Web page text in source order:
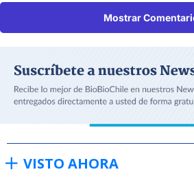
Mostrar
VISTO AHORA